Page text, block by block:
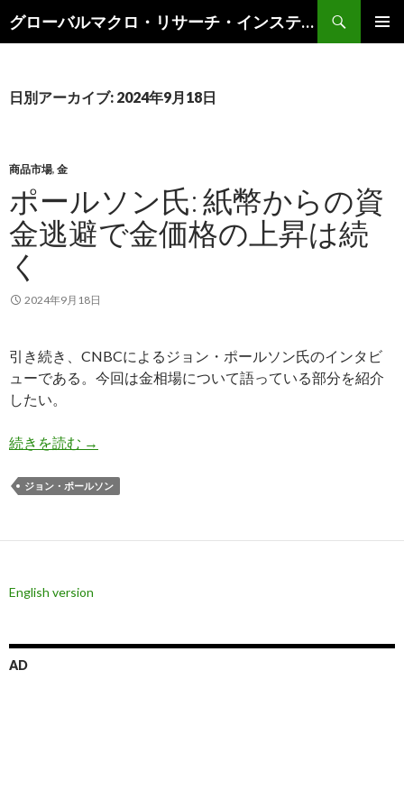
グローバルマクロ・リサーチ・インスティテュート
索
ン
キ
プ
日別アーカイブ: 2024年9月18日
商品市場, 金
ポールソン氏: 紙幣からの資
金逃避で金価格の上昇は続
く
2024年9月18日
引き続き、CNBCによるジョン・ポールソン氏のインタビ
ューである。今回は金相場について語っている部分を紹介
したい。
続きを読む ポールソン氏: 紙幣からの資金逃避で金価格の上
→
ジョン・ポールソン
English version
AD